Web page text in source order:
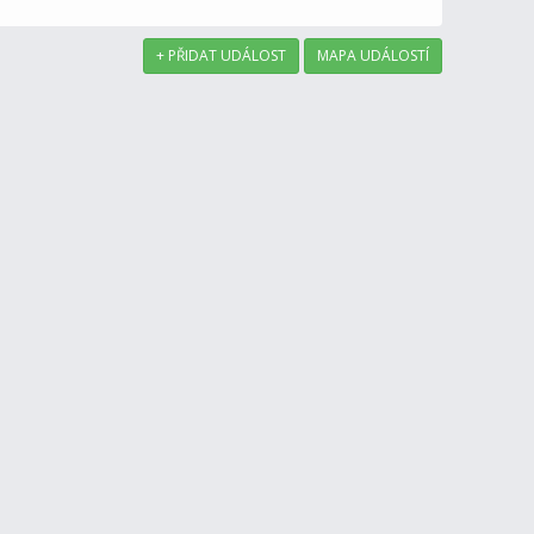
+ PŘIDAT UDÁLOST MAPA UDÁLOSTÍ